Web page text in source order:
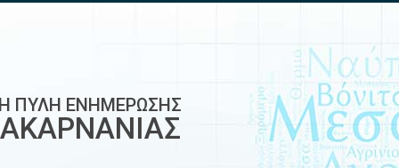
ΠΥΛΗ ΕΝΗΜΕΡΩΣΗΣ